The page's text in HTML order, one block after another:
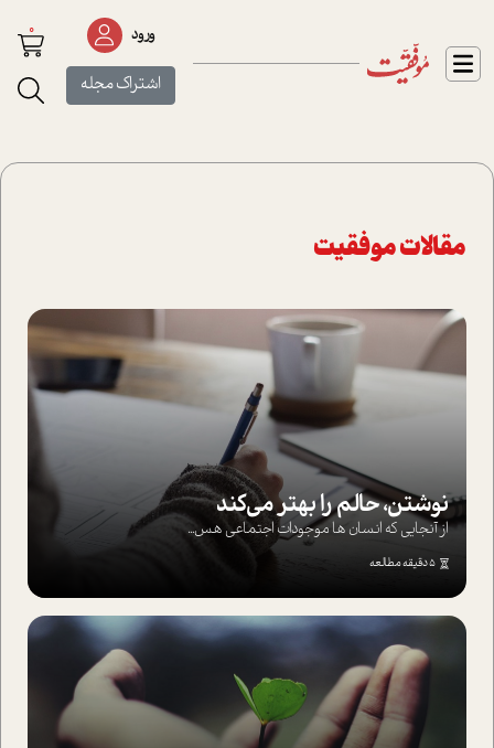
ورود
اشتراک مجله
0
مقالات موفقیت
نوشتن، حالم را بهتر می‌کند
از آنجایی که انسان ها موجودات اجتماعی هس...
5 دقیقه مطالعه